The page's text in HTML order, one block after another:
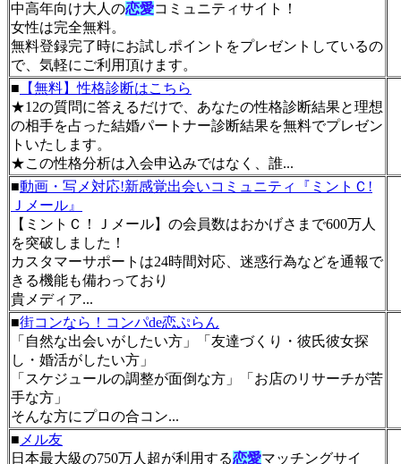
中高年向け大人の恋愛コミュニティサイト！
女性は完全無料。
無料登録完了時にお試しポイントをプレゼントしているの
で、気軽にご利用頂けます。
■ 【無料】性格診断はこちら
★12の質問に答えるだけで、あなたの性格診断結果と理想
の相手を占った結婚パートナー診断結果を無料でプレゼン
トいたします。
★この性格分析は入会申込みではなく、誰...
■動画・写メ対応!新感覚出会いコミュニティ『ミントＣ!
Ｊメール』
【ミントＣ！Ｊメール】の会員数はおかげさまで600万人
を突破しました！
カスタマーサポートは24時間対応、迷惑行為などを通報で
きる機能も備わっており
貴メディア...
■街コンなら！コンパde恋ぷらん
「自然な出会いがしたい方」「友達づくり・彼氏彼女探
し・婚活がしたい方」
「スケジュールの調整が面倒な方」「お店のリサーチが苦
手な方」
そんな方にプロの合コン...
■ メル友
日本最大級の750万人超が利用する恋愛マッチングサイ